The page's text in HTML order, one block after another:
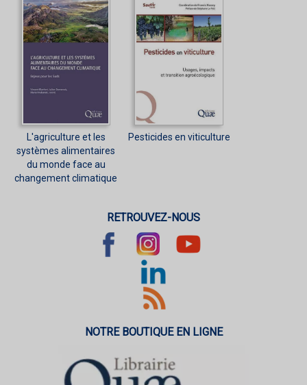
L'agriculture et les
systèmes alimentaires
du monde face au
changement climatique
Pesticides en viticulture
RETROUVEZ-NOUS
NOTRE BOUTIQUE EN LIGNE